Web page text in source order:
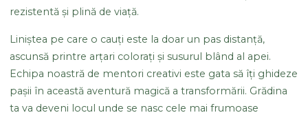
rezistentă și plină de viață.
Liniștea pe care o cauți este la doar un pas distanță,
ascunsă printre arțari colorați și susurul blând al apei.
Echipa noastră de mentori creativi este gata să îți ghideze
pașii în această aventură magică a transformării. Grădina
ta va deveni locul unde se nasc cele mai frumoase